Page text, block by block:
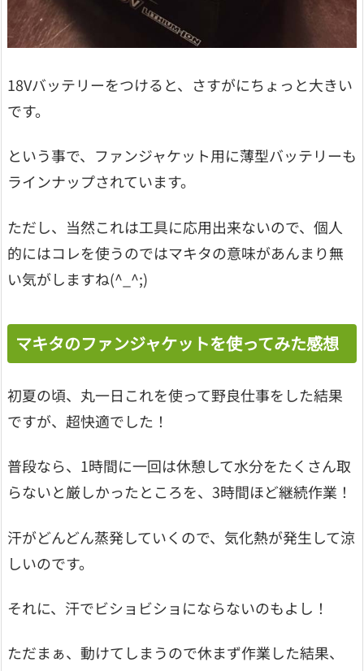
18Vバッテリーをつけると、さすがにちょっと大きい
です。
という事で、ファンジャケット用に薄型バッテリーも
ラインナップされています。
ただし、当然これは工具に応用出来ないので、個人
的にはコレを使うのではマキタの意味があんまり無
い気がしますね(^_^;)
マキタのファンジャケットを使ってみた感想
初夏の頃、丸一日これを使って野良仕事をした結果
ですが、超快適でした！
普段なら、1時間に一回は休憩して水分をたくさん取
らないと厳しかったところを、3時間ほど継続作業！
汗がどんどん蒸発していくので、気化熱が発生して涼
しいのです。
それに、汗でビショビショにならないのもよし！
ただまぁ、動けてしまうので休まず作業した結果、